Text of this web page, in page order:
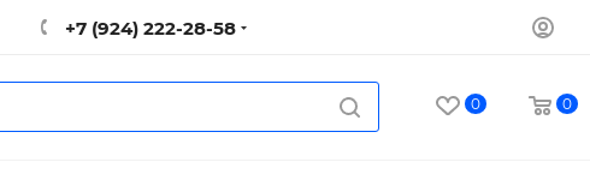
+7 (924) 222-28-58
0 0